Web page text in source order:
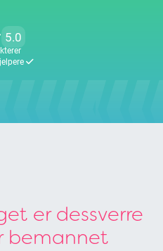
5.0
er dessverre
bemannet